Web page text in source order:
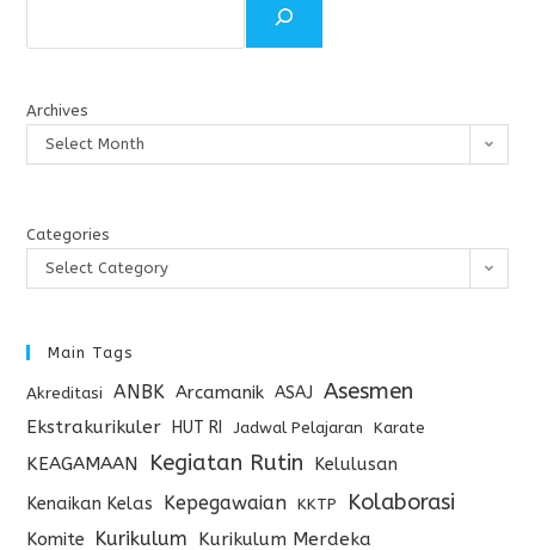
Archives
Select Month
Categories
Select Category
Main Tags
Akreditasi ANBK Arcamanik ASAJ Asesmen
Ekstrakurikuler HUT RI Jadwal Pelajaran Karate
KEAGAMAAN Kegiatan Rutin
Kelulusan
Kenaikan Kelas
Kepegawaian KKTP Kolaborasi
Komite Kurikulum Kurikulum Merdeka